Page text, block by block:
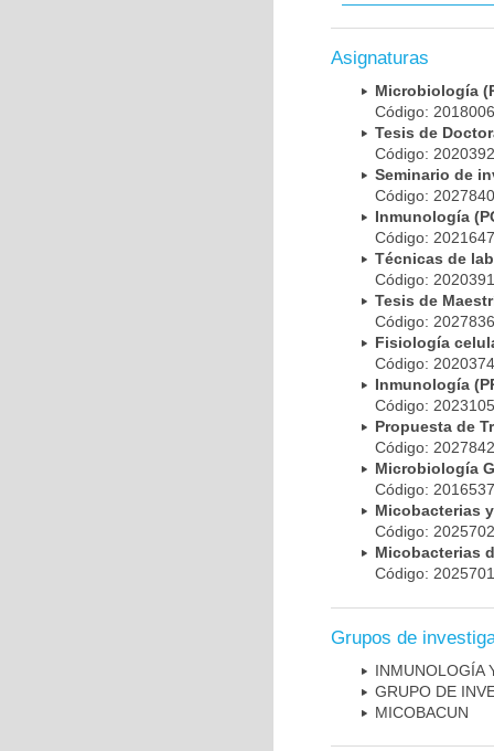
Asignaturas
Microbiología
Código:
Tesis de
Código:
Seminario de
Código:
Inmunología
Código:
Técnicas de
Código:
Tesis de
Código:
Fisiología
Código:
Inmunología
Código:
Propuesta de
Código:
Microbiología
Código:
Micobacterias
Código:
Micobacterias
Código:
Grupos de
INMUNOLOGÍA
GRUPO DE
MICOBAC­UN